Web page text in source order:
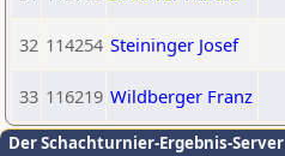
32 114254 Steininger Josef
33 116219 Wildberger Franz
Der Schachturnier-Ergebnis-Server